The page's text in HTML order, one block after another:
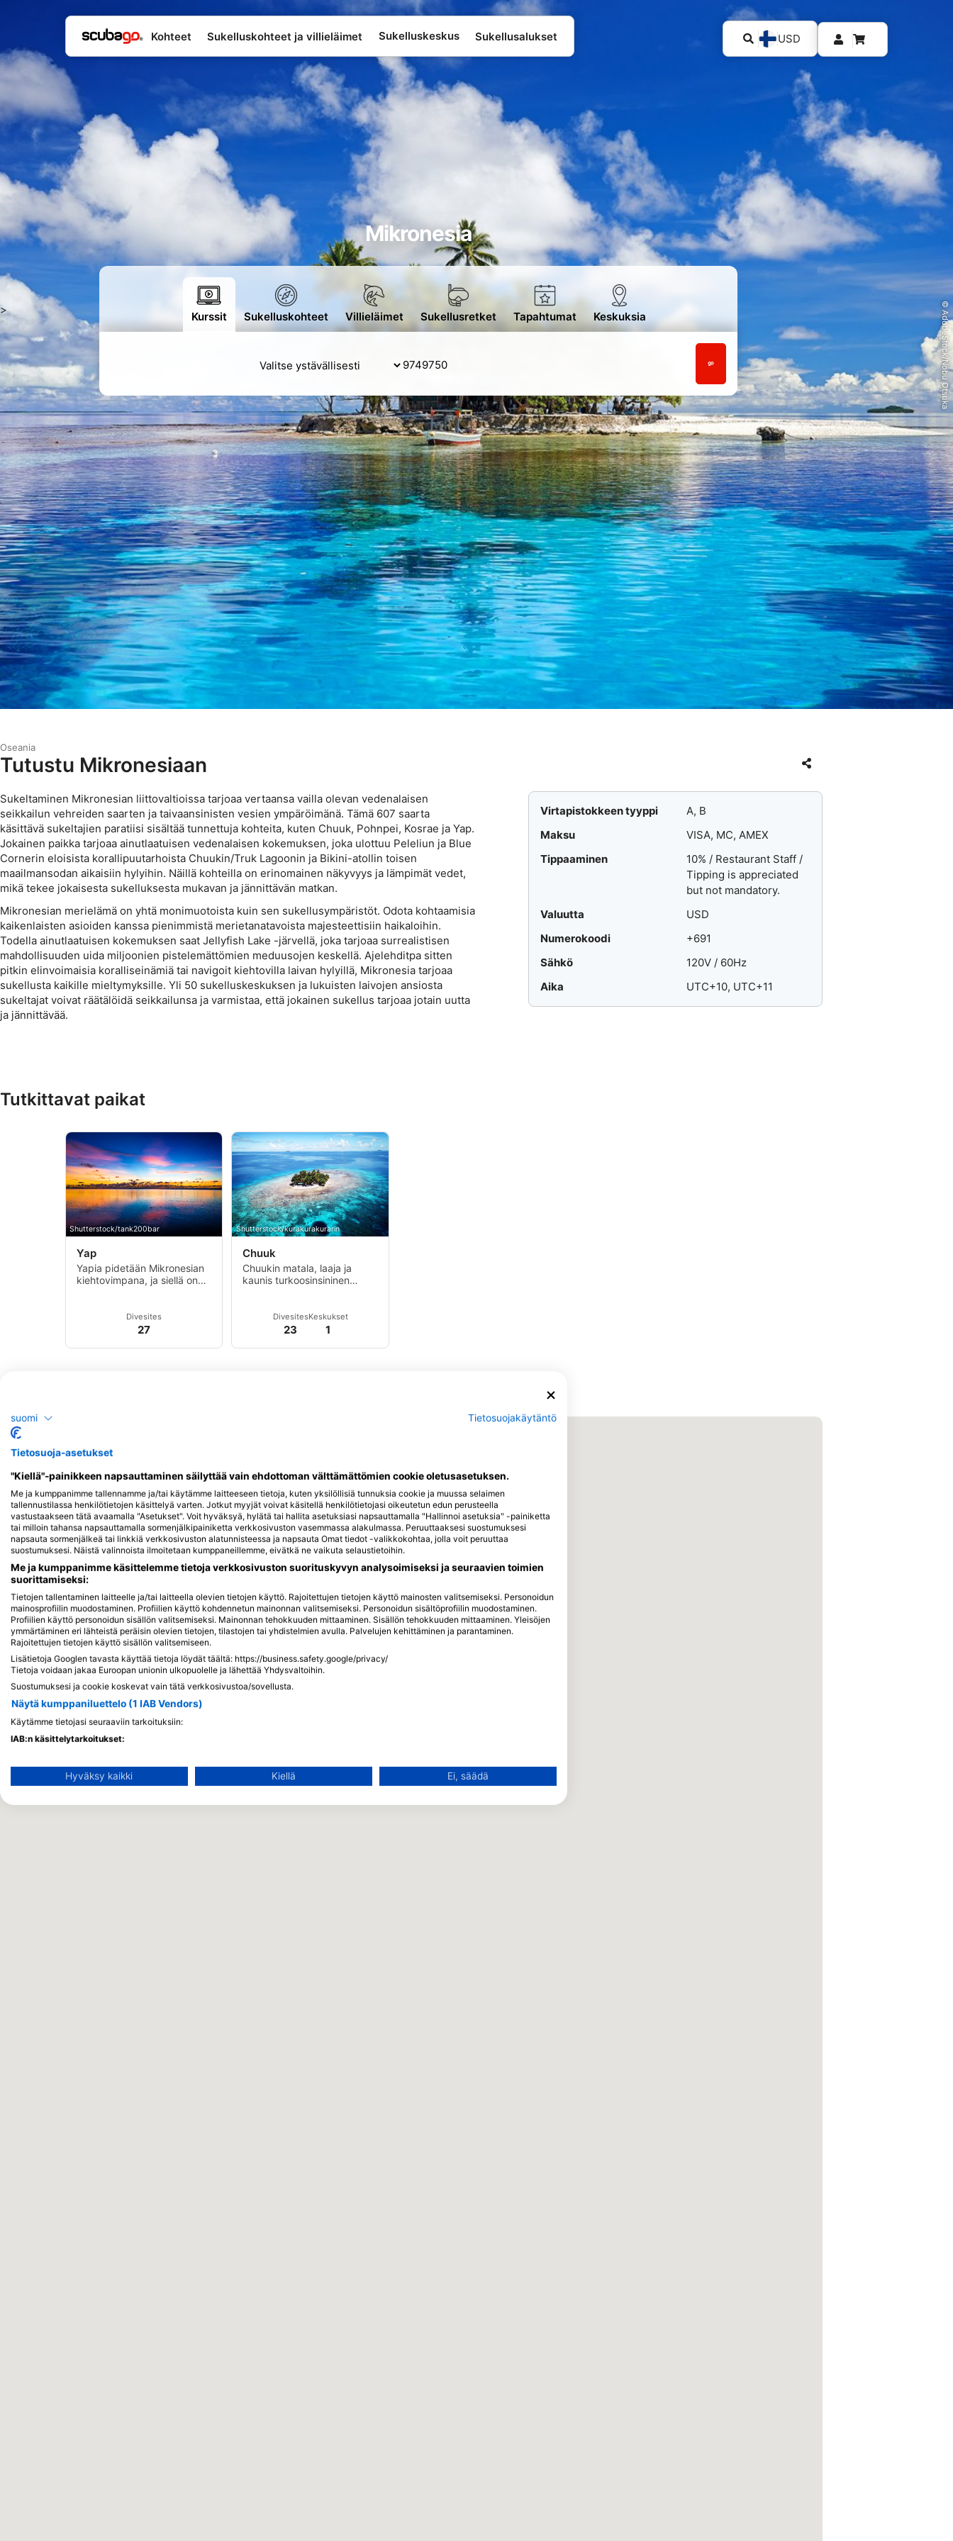
Kohteet Sukelluskohteet ja villieläimet Sukelluskeskus Sukellusalukset USD
>
Mikronesia
Kurssit Sukelluskohteet Villieläimet Sukellusretket Tapahtumat Keskuksia © AdobeStock/Nobu Otsuka
Oseania
Tutustu Mikronesiaan
Sukeltaminen Mikronesian liittovaltioissa tarjoaa vertaansa vailla olevan vedenalaisen
seikkailun vehreiden saarten ja taivaansinisten vesien ympäröimänä. Tämä 607 saarta
käsittävä sukeltajien paratiisi sisältää tunnettuja kohteita, kuten Chuuk, Pohnpei, Kosrae ja Yap.
Jokainen paikka tarjoaa ainutlaatuisen vedenalaisen kokemuksen, joka ulottuu Peleliun ja Blue
Cornerin eloisista korallipuutarhoista Chuukin/Truk Lagoonin ja Bikini-atollin toisen
maailmansodan aikaisiin hylyihin. Näillä kohteilla on erinomainen näkyvyys ja lämpimät vedet,
mikä tekee jokaisesta sukelluksesta mukavan ja jännittävän matkan.
Mikronesian merielämä on yhtä monimuotoista kuin sen sukellusympäristöt. Odota kohtaamisia
kaikenlaisten asioiden kanssa pienimmistä merietanatavoista majesteettisiin haikaloihin.
Todella ainutlaatuisen kokemuksen saat Jellyfish Lake -järvellä, joka tarjoaa surrealistisen
mahdollisuuden uida miljoonien pistelemättömien meduusojen keskellä. Ajelehditpa sitten
pitkin elinvoimaisia koralliseinämiä tai navigoit kiehtovilla laivan hylyillä, Mikronesia tarjoaa
sukellusta kaikille mieltymyksille. Yli 50 sukelluskeskuksen ja lukuisten laivojen ansiosta
sukeltajat voivat räätälöidä seikkailunsa ja varmistaa, että jokainen sukellus tarjoaa jotain uutta
ja jännittävää.
Virtapistokkeen tyyppi
A, B
Maksu
VISA, MC, AMEX
Tippaaminen
10% / Restaurant Staff /
Tipping is appreciated
but not mandatory.
Valuutta
USD
Numerokoodi
+691
Sähkö
120V / 60Hz
Aika
UTC+10, UTC+11
Tutkittavat paikat
Shutterstock/tank200bar
Yap
Yapia pidetään Mikronesian
kiehtovimpana, ja siellä on
Divesites
27
Shutterstock/kurakurakurarin
Chuuk
Chuukin matala, laaja ja
kaunis turkoosinsininen
hylkysukelluskohde.
Divesites
23
Keskukset
1
suomi Tietosuojakäytäntö
Tietosuoja-asetukset
"Kiellä"-painikkeen napsauttaminen säilyttää vain ehdottoman välttämättömien cookie oletusasetuksen.
Me ja kumppanimme tallennamme ja/tai käytämme laitteeseen tietoja, kuten yksilöllisiä tunnuksia cookie ja muussa selaimen
tallennustilassa henkilötietojen käsittelyä varten. Jotkut myyjät voivat käsitellä henkilötietojasi oikeutetun edun perusteella
vastustaakseen tätä avaamalla "Asetukset". Voit hyväksyä, hylätä tai hallita asetuksiasi napsauttamalla "Hallinnoi asetuksia" -painiketta
tai milloin tahansa napsauttamalla sormenjälkipainiketta verkkosivuston vasemmassa alakulmassa. Peruuttaaksesi suostumuksesi
napsauta sormenjälkeä tai linkkiä verkkosivuston alatunnisteessa ja napsauta Omat tiedot -valikkokohtaa, jolla voit peruuttaa
suostumuksesi. Näistä valinnoista ilmoitetaan kumppaneillemme, eivätkä ne vaikuta selaustietoihin.
Me ja kumppanimme käsittelemme tietoja verkkosivuston suorituskyvyn analysoimiseksi ja seuraavien toimien
suorittamiseksi:
Tietojen tallentaminen laitteelle ja/tai laitteella olevien tietojen käyttö. Rajoitettujen tietojen käyttö mainosten valitsemiseksi. Personoidun
mainosprofiilin muodostaminen. Profiilien käyttö kohdennetun mainonnan valitsemiseksi. Personoidun sisältöprofiilin muodostaminen.
Profiilien käyttö personoidun sisällön valitsemiseksi. Mainonnan tehokkuuden mittaaminen. Sisällön tehokkuuden mittaaminen. Yleisöjen
ymmärtäminen eri lähteistä peräisin olevien tietojen, tilastojen tai yhdistelmien avulla. Palvelujen kehittäminen ja parantaminen.
Rajoitettujen tietojen käyttö sisällön valitsemiseen.
Lisätietoja Googlen tavasta käyttää tietoja löydät täältä: https://business.safety.google/privacy/
Tietoja voidaan jakaa Euroopan unionin ulkopuolelle ja lähettää Yhdysvaltoihin.
Suostumuksesi ja cookie koskevat vain tätä verkkosivustoa/sovellusta.
Näytä kumppaniluettelo (1 IAB Vendors)
Käytämme tietojasi seuraaviin tarkoituksiin:
IAB:n käsittelytarkoitukset:
Rajoitettujen tietojen käyttö mainosten valitsemiseksi
Hyväksy kaikki Kiellä Ei, säädä